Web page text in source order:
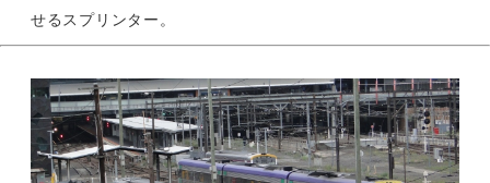
せるスプリンター。